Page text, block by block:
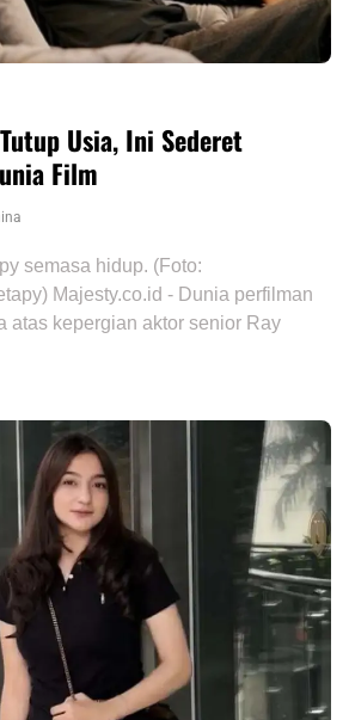
Usia, Ini Sederet
Film
semasa hidup. (Foto:
Majesty.co.id - Dunia perfilman
atas kepergian aktor senior Ray